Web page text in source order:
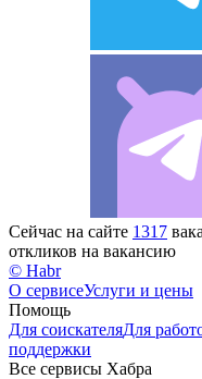
Сейчас на сайте 1317
откликов на вакансию
© Habr
О сервисеУслуги и цены
Помощь
Для соискателяДля
поддержки
Все сервисы Хабра